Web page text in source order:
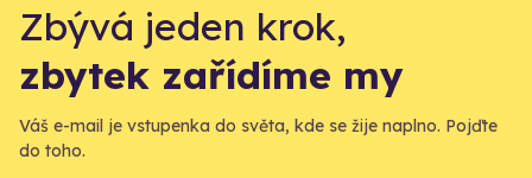
Zbývá jeden krok,
zbytek zařídíme my
Váš e-mail je vstupenka do světa, kde se žije naplno. Pojďte
do toho.